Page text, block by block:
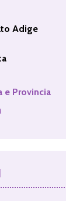
Adige
e Provincia